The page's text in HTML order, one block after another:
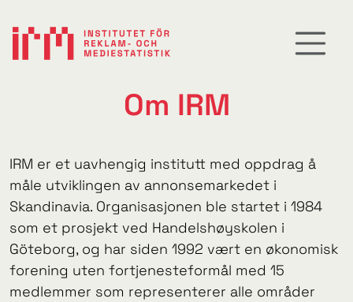
Om IRM
IRM er et uavhengig institutt med oppdrag å
måle utviklingen av annonsemarkedet i
Skandinavia. Organisasjonen ble startet i 1984
som et prosjekt ved Handelshøyskolen i
Göteborg, og har siden 1992 vært en økonomisk
forening uten fortjenesteformål med 15
medlemmer som representerer alle områder